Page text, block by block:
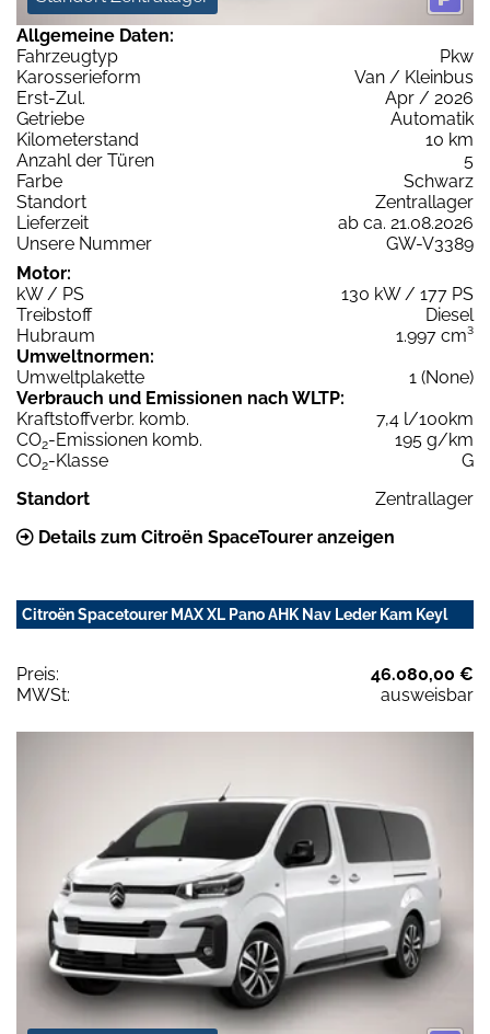
Allgemeine Daten:
Fahrzeugtyp
Pkw
Karosserieform
Van / Kleinbus
Erst-Zul.
Apr / 2026
Getriebe
Automatik
Kilometerstand
10 km
Anzahl der Türen
5
Farbe
Schwarz
Standort
Zentrallager
Lieferzeit
ab ca. 21.08.2026
Unsere Nummer
GW-V3389
Motor:
kW / PS
130 kW / 177 PS
Treibstoff
Diesel
Hubraum
1.997 cm³
Umweltnormen:
Umweltplakette
1 (None)
Verbrauch und Emissionen nach WLTP:
Kraftstoffverbr. komb.
7,4 l/100km
CO2-Emissionen komb.
195 g/km
CO2-Klasse
G
Standort
Zentrallager
Details zum Citroën SpaceTourer anzeigen
Citroën Spacetourer MAX XL Pano AHK Nav Leder Kam Keyl
Preis:
46.080,00 €
MWSt:
ausweisbar